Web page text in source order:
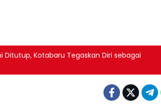
Ditutup, Kotabaru Tegaskan Diri sebagai